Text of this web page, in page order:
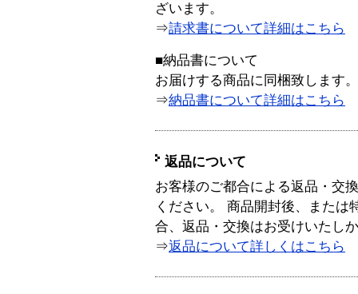
ざいます。
⇒請求書について詳細はこちら
■納品書について
お届けする商品に同梱致します。
⇒納品書について詳細はこちら
返品について
お客様のご都合による返品・交
ください。 商品開封後、または
合、返品・交換はお受けいたし
⇒返品について詳しくはこちら